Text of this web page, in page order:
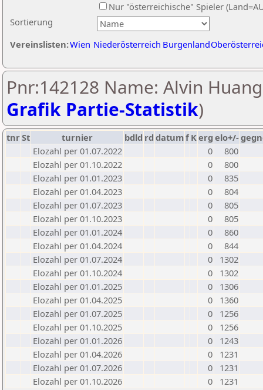
Sortierung
Nur "österreichische" Spieler
Vereinslisten:Wien Niederösterreich Burgenland
Pnr:142128 Name: Alvin
Grafik Partie-Statistik)
tnrSt turnier bdld rd datumf Kerg elo+/-
Elozahl per 01.07.2022
0
800
Elozahl per 01.10.2022
0
800
Elozahl per 01.01.2023
0
835
Elozahl per 01.04.2023
0
804
Elozahl per 01.07.2023
0
805
Elozahl per 01.10.2023
0
805
Elozahl per 01.01.2024
0
860
Elozahl per 01.04.2024
0
844
Elozahl per 01.07.2024
0
1302
Elozahl per 01.10.2024
0
1302
Elozahl per 01.01.2025
0
1306
Elozahl per 01.04.2025
0
1360
Elozahl per 01.07.2025
0
1256
Elozahl per 01.10.2025
0
1256
Elozahl per 01.01.2026
0
1243
Elozahl per 01.04.2026
0
1231
Elozahl per 01.07.2026
0
1231
Elozahl per 01.10.2026
0 1231